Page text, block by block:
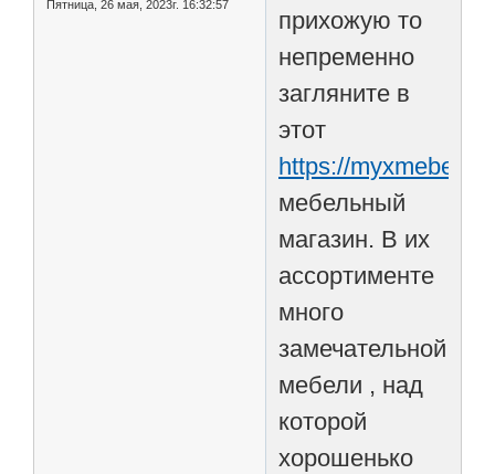
Пятница, 26 мая, 2023г. 16:32:57
прихожую то
непременно
загляните в
этот
https://myxmebel.ru
мебельный
магазин. В их
ассортименте
много
замечательной
мебели , над
которой
хорошенько